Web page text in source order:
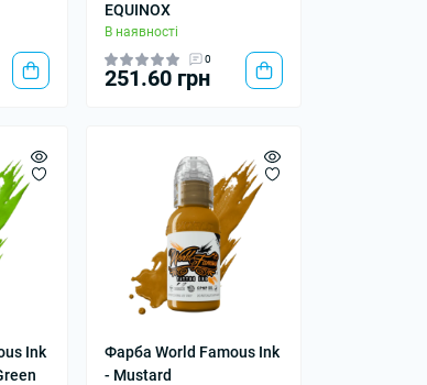
EQUINOX
В наявності
0
251.60 грн
Ink
Фарба World Famous Ink
- Mustard